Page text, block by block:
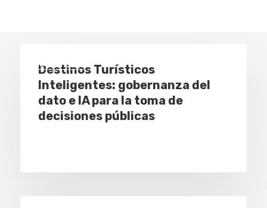
Eventos
Destinos Turísticos
Inteligentes: gobernanza del
dato e IA para la toma de
decisiones públicas